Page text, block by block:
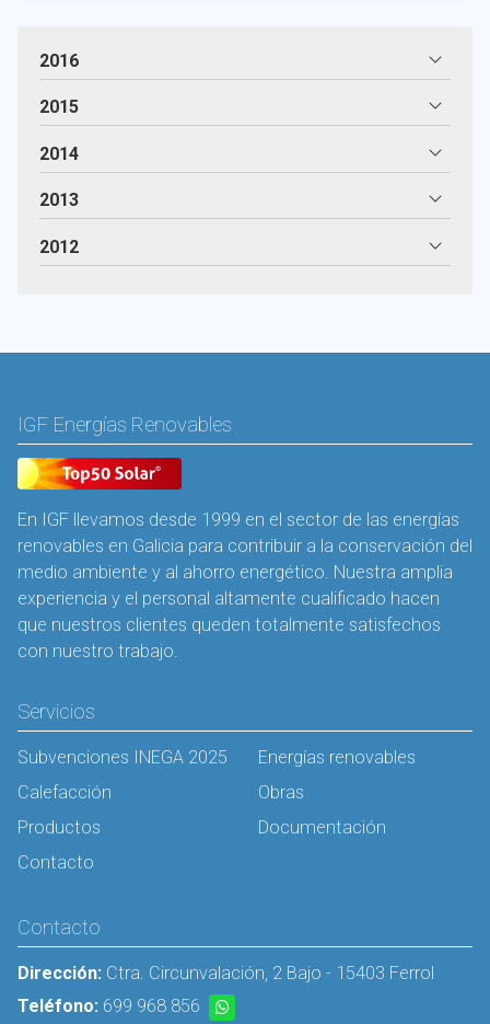
2016
2015
2014
2013
2012
IGF Energías Renovables
En IGF llevamos desde 1999 en el sector de las energías
renovables en Galicia para contribuir a la conservación del
medio ambiente y al ahorro energético. Nuestra amplia
experiencia y el personal altamente cualificado hacen
que nuestros clientes queden totalmente satisfechos
con nuestro trabajo.
Servicios
Subvenciones INEGA 2025
Energías renovables
Calefacción
Obras
Productos
Documentación
Contacto
Contacto
Dirección: Ctra. Circunvalación, 2 Bajo - 15403 Ferrol
Teléfono: 699 968 856